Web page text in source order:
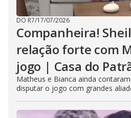
DO R7/17/07/2026
Companheira!
relação forte com
jogo | Casa do
Matheus e Bianca ainda
disputar o jogo com grandes